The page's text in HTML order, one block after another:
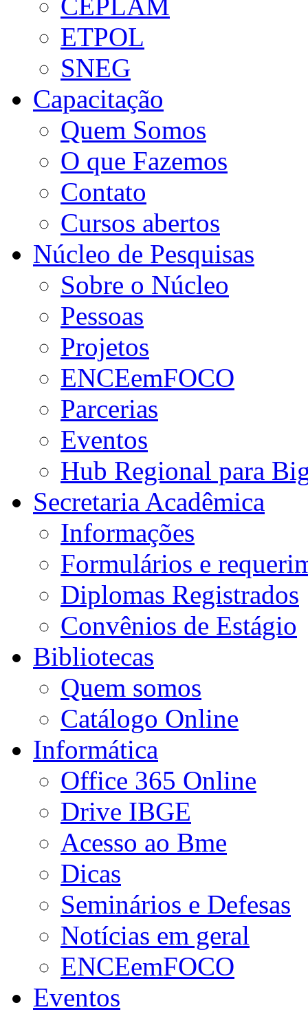
ETPOL
SNEG
Capacitação
Quem Somos
O que Fazemos
Contato
Cursos abertos
Núcleo de Pesquisas
Sobre o Núcleo
Pessoas
Projetos
ENCEemFOCO
Parcerias
Eventos
Hub Regional para
Secretaria Acadêmica
Informações
Formulários e
Diplomas Registrados
Convênios de Estágio
Bibliotecas
Quem somos
Catálogo Online
Informática
Office 365 Online
Drive IBGE
Acesso ao Bme
Dicas
Seminários e Defesas
Notícias em geral
ENCEemFOCO
Eventos